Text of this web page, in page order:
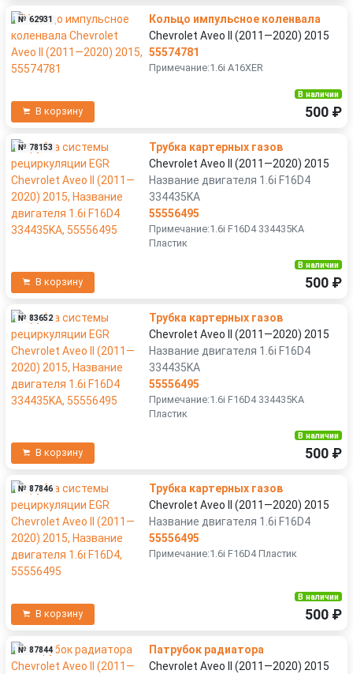
№ 62931
Кольцо импульсное коленвала
Chevrolet Aveo II (2011—2020) 2015
55574781
Примечание:1.6i A16XER
В корзину
В наличии
500 ₽
№ 78153
Трубка картерных газов
Chevrolet Aveo II (2011—2020) 2015
Название двигателя 1.6i F16D4
334435KA
55556495
Примечание:1.6i F16D4 334435KA
Пластик
В корзину
В наличии
500 ₽
№ 83652
Трубка картерных газов
Chevrolet Aveo II (2011—2020) 2015
Название двигателя 1.6i F16D4
334435KA
55556495
Примечание:1.6i F16D4 334435KA
Пластик
В корзину
В наличии
500 ₽
№ 87846
Трубка картерных газов
Chevrolet Aveo II (2011—2020) 2015
Название двигателя 1.6i F16D4
55556495
Примечание:1.6i F16D4 Пластик
В корзину
В наличии
500 ₽
№ 87844
Патрубок радиатора
Chevrolet Aveo II (2011—2020) 2015